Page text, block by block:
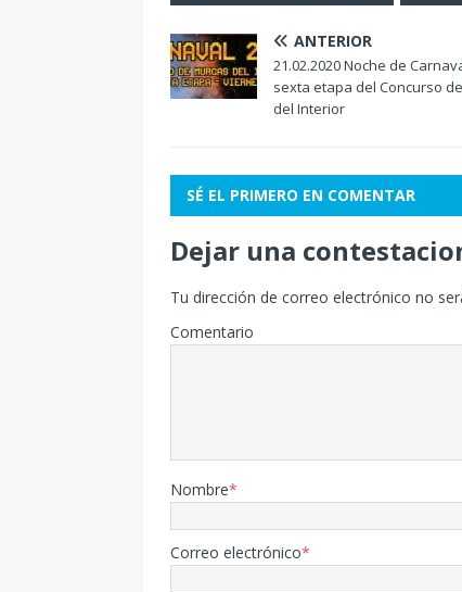
ANTERIOR
21.02.2020 Noche de
sexta etapa del Concurso
del Interior
SÉ EL PRIMERO EN COMENTAR
Dejar una
Tu dirección de correo electrónico no
Comentario
Nombre*
Correo electrónico*